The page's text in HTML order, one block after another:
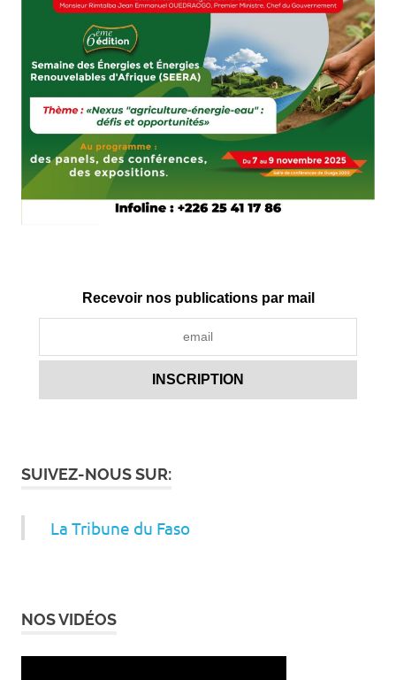
Recevoir nos publications par mail
SUIVEZ-NOUS SUR:
La Tribune du Faso
NOS VIDÉOS